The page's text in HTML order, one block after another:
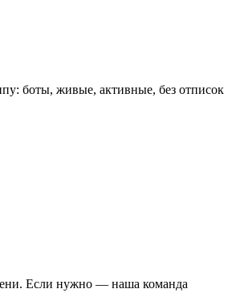
боты, живые, активные, без отписок
Если нужно — наша команда